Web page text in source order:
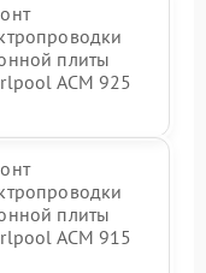
плиты
ACM 925
плиты
ACM 915